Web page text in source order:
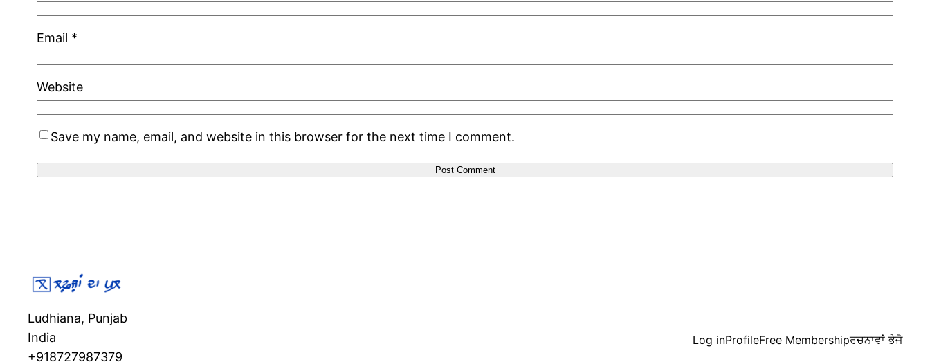
Email *
Website
Save my name, email, and website in this browser for the next time I comment.
Ludhiana, Punjab
India
+918727987379
Log inProfileFree Membershipਰਚਨਾਵਾਂ ਭੇਜੋ